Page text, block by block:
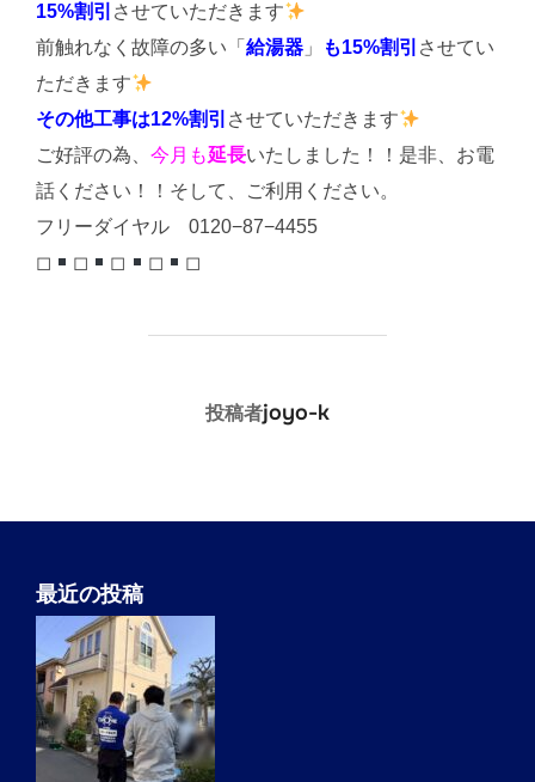
15%割引 させていただきます
前触れなく故障の多い「 給湯器 」 も15%割引 させてい
ただきます
その他工事は12%割引 させていただきます
ご好評の為、 今月も延長いたしました！！是非、お電
話ください！！そして、ご利用ください。
フリーダイヤル 0120−87−4455
◻︎
◻︎ ◻︎ ◻︎ ◻︎
投稿者
投稿者joyo-k
最近の投稿